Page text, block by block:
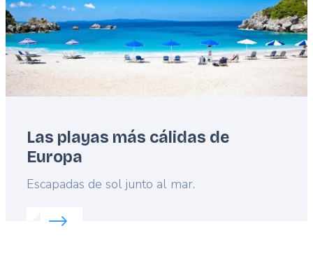
Las playas más cálidas de
Europa
Lead
Escapadas de sol junto al mar.
Read more about: